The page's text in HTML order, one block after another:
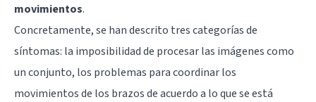
movimientos.
Concretamente, se han descrito tres categorías de
síntomas: la imposibilidad de procesar las imágenes como
un conjunto, los problemas para coordinar los
movimientos de los brazos de acuerdo a lo que se está